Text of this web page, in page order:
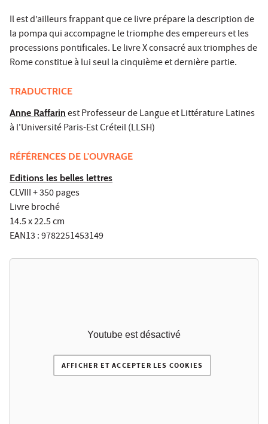
Il est d’ailleurs frappant que ce livre prépare la description de
la pompa qui accompagne le triomphe des empereurs et les
processions pontificales. Le livre X consacré aux triomphes de
Rome constitue à lui seul la cinquième et dernière partie.
TRADUCTRICE
Anne Raffarin est Professeur de Langue et Littérature Latines
à l'Université Paris-Est Créteil (LLSH)
RÉFÉRENCES DE L'OUVRAGE
Editions les belles lettres
CLVIII + 350 pages
Livre broché
14.5 x 22.5 cm
EAN13 : 9782251453149
Youtube est désactivé
AFFICHER ET ACCEPTER LES COOKIES